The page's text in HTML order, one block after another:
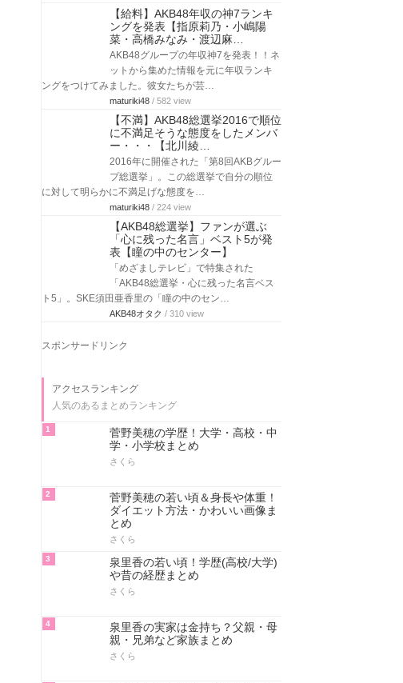
【給料】AKB48年収の神7ランキ
ングを発表【指原莉乃・小嶋陽
菜・高橋みなみ・渡辺麻…
AKB48グループの年収神7を発表！！ネ
ットから集めた情報を元に年収ランキ
ングをつけてみました。彼女たちが芸…
maturiki48 / 582 view
【不満】AKB48総選挙2016で順位
に不満足そうな態度をしたメンバ
ー・・・【北川綾…
2016年に開催された「第8回AKBグルー
プ総選挙」。この総選挙で自分の順位
に対して明らかに不満足げな態度を…
maturiki48 / 224 view
【AKB48総選挙】ファンが選ぶ
「心に残った名言」ベスト5が発
表【瞳の中のセンター】
「めざましテレビ」で特集された
「AKB48総選挙・心に残った名言ベス
ト5」。SKE須田亜香里の「瞳の中のセン…
AKB48オタク / 310 view
スポンサードリンク
アクセスランキング
人気のあるまとめランキング
1
菅野美穂の学歴！大学・高校・中
学・小学校まとめ
さくら
2
菅野美穂の若い頃＆身長や体重！
ダイエット方法・かわいい画像ま
とめ
さくら
3
泉里香の若い頃！学歴(高校/大学)
や昔の経歴まとめ
さくら
4
泉里香の実家は金持ち？父親・母
親・兄弟など家族まとめ
さくら